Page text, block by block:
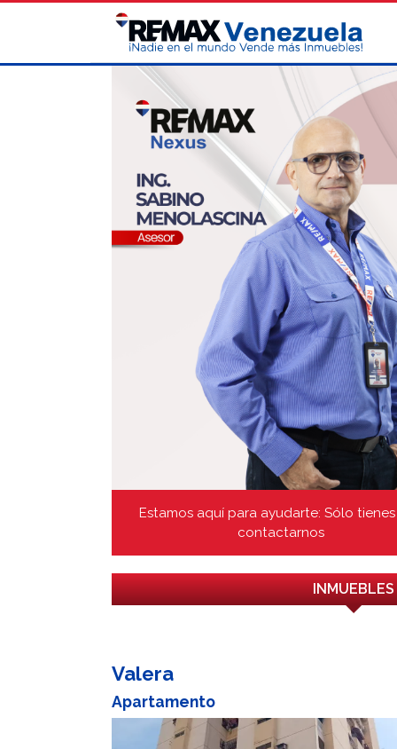
Estamos aquí para ayudarte: Sólo
contactarnos
INMUEBLES
Valera
Apartamento